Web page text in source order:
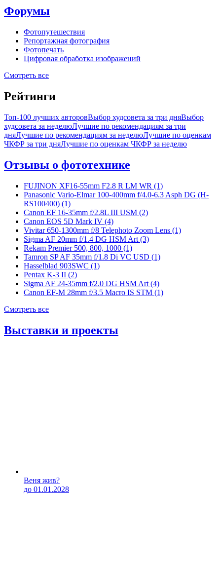
Форумы
Фотопутешествия
Репортажная фотография
Фотопечать
Цифровая обработка изображений
Смотреть все
Рейтинги
Топ-100 лучших авторовВыбор худсовета за три дняВыбор
худсовета за неделюЛучшие по рекомендациям за три
дняЛучшие по рекомендациям за неделюЛучшие по оценкам
ЧКФР за три дняЛучшие по оценкам ЧКФР за неделю
Отзывы о фототехнике
FUJINON XF16-55mm F2.8 R LM WR (1)
Panasonic Vario-Elmar 100-400mm f/4.0-6.3 Asph DG (H-
RS100400) (1)
Canon EF 16-35mm f/2.8L III USM (2)
Canon EOS 5D Mark IV (4)
Vivitar 650-1300mm f/8 Telephoto Zoom Lens (1)
Sigma AF 20mm f/1.4 DG HSM Art (3)
Rekam Premier 500, 800, 1000 (1)
Tamron SP AF 35mm f/1.8 Di VC USD (1)
Hasselblad 903SWC (1)
Pentax K-3 II (2)
Sigma AF 24-35mm f/2.0 DG HSM Art (4)
Canon EF-M 28mm f/3.5 Macro IS STM (1)
Смотреть все
Выставки и проекты
Веня жив?
до 01.01.2028